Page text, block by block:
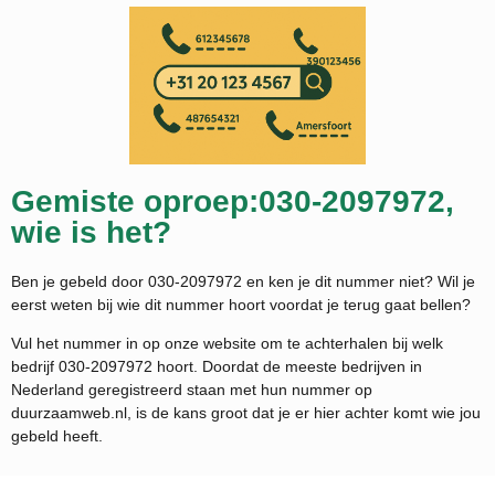
Gemiste oproep:030-2097972,
wie is het?
Ben je gebeld door 030-2097972 en ken je dit nummer niet? Wil je
eerst weten bij wie dit nummer hoort voordat je terug gaat bellen?
Vul het nummer in op onze website om te achterhalen bij welk
bedrijf 030-2097972 hoort. Doordat de meeste bedrijven in
Nederland geregistreerd staan met hun nummer op
duurzaamweb.nl, is de kans groot dat je er hier achter komt wie jou
gebeld heeft.